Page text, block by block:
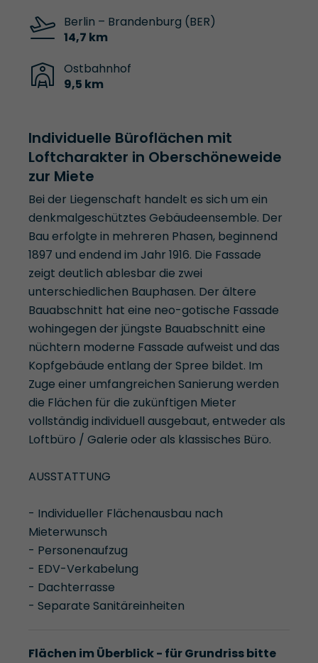
Berlin – Brandenburg (BER)
14,7 km
Ostbahnhof
9,5 km
Individuelle Büroflächen mit
Loftcharakter in Oberschöneweide
zur Miete
Bei der Liegenschaft handelt es sich um ein
denkmalgeschütztes Gebäudeensemble. Der
Bau erfolgte in mehreren Phasen, beginnend
1897 und endend im Jahr 1916. Die Fassade
zeigt deutlich ablesbar die zwei
unterschiedlichen Bauphasen. Der ältere
Bauabschnitt hat eine neo-gotische Fassade
wohingegen der jüngste Bauabschnitt eine
nüchtern moderne Fassade aufweist und das
Kopfgebäude entlang der Spree bildet. Im
Zuge einer umfangreichen Sanierung werden
die Flächen für die zukünftigen Mieter
vollständig individuell ausgebaut, entweder als
Loftbüro / Galerie oder als klassisches Büro.
AUSSTATTUNG
- Individueller Flächenausbau nach
Mieterwunsch
- Personenaufzug
- EDV-Verkabelung
- Dachterrasse
- Separate Sanitäreinheiten
Flächen im Überblick - für Grundriss bitte